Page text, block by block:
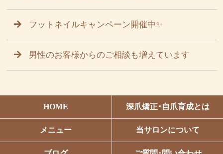
フットネイルキャンペーン開催中✨
男性のお客様からのご相談も増えています
HOME 深爪矯正･自爪育成とは
メニュー 当サロンについて